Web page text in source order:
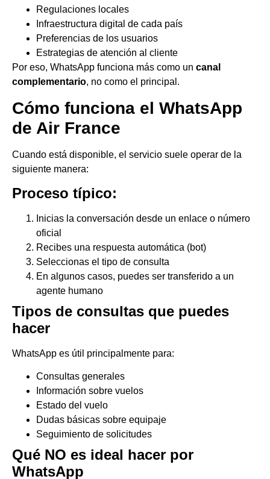
Regulaciones locales
Infraestructura digital de cada país
Preferencias de los usuarios
Estrategias de atención al cliente
Por eso, WhatsApp funciona más como un canal
complementario, no como el principal.
Cómo funciona el WhatsApp
de Air France
Cuando está disponible, el servicio suele operar de la
siguiente manera:
Proceso típico:
Inicias la conversación desde un enlace o número
oficial
Recibes una respuesta automática (bot)
Seleccionas el tipo de consulta
En algunos casos, puedes ser transferido a un
agente humano
Tipos de consultas que puedes
hacer
WhatsApp es útil principalmente para:
Consultas generales
Información sobre vuelos
Estado del vuelo
Dudas básicas sobre equipaje
Seguimiento de solicitudes
Qué NO es ideal hacer por
WhatsApp